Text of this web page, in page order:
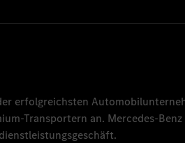
erfolgreichsten
Transportern an. Mercedes-